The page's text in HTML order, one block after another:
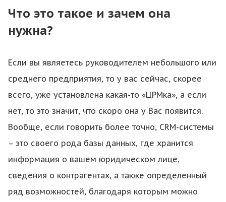
Что это такое и зачем она
нужна?
Если вы являетесь руководителем небольшого или
среднего предприятия, то у вас сейчас, скорее
всего, уже установлена какая-то «ЦРМка», а если
нет, то это значит, что скоро она у Вас появится.
Вообще, если говорить более точно, CRM-системы
– это своего рода базы данных, где хранится
информация о вашем юридическом лице,
сведения о контрагентах, а также определенный
ряд возможностей, благодаря которым можно